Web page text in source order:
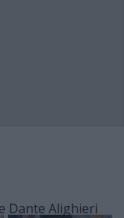
Dante Alighieri